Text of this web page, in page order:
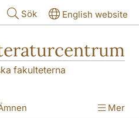
Sök English website
fakulteterna
Mer